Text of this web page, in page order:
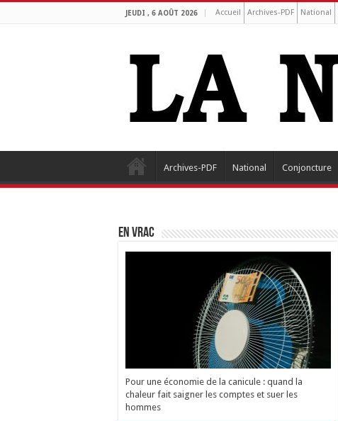
JEUDI , 6 AOÛT 2026 Accueil Archives-PDF National
Archives-PDF National Conjoncture
EN VRAC
Pour une économie de la canicule : quand la
chaleur fait saigner les comptes et suer les
hommes